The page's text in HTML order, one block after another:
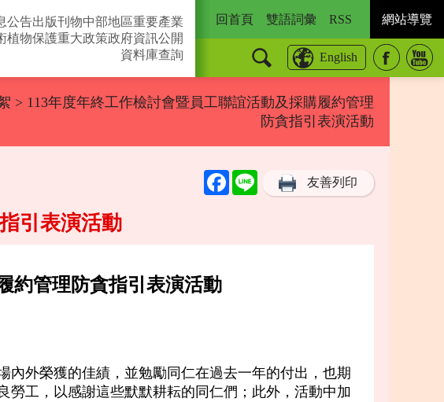
公告出版刊物中部地區重要產業
植物保護重大政策政府資訊公開
資料庫查詢
回首頁 雙語詞彙 RSS 網站導覽
English
> 113年度年終工作檢討會暨員工聯誼活動及採購履約管理
防貪指引表演活動
Facebook
Line 友善列印
引表演活動
約管理防貪指引表演活動
外榮獲的佳績，並勉勵同仁在過去一年的付出，也期
勞工，以感謝這些默默耕耘的同仁們；此外，活動中加